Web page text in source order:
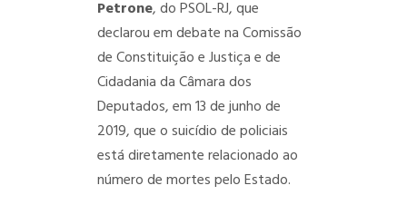
Petrone, do PSOL-RJ, que
declarou em debate na Comissão
de Constituição e Justiça e de
Cidadania da Câmara dos
Deputados, em 13 de junho de
2019, que o suicídiode policiais
está diretamente relacionado ao
número de mortes pelo Estado.